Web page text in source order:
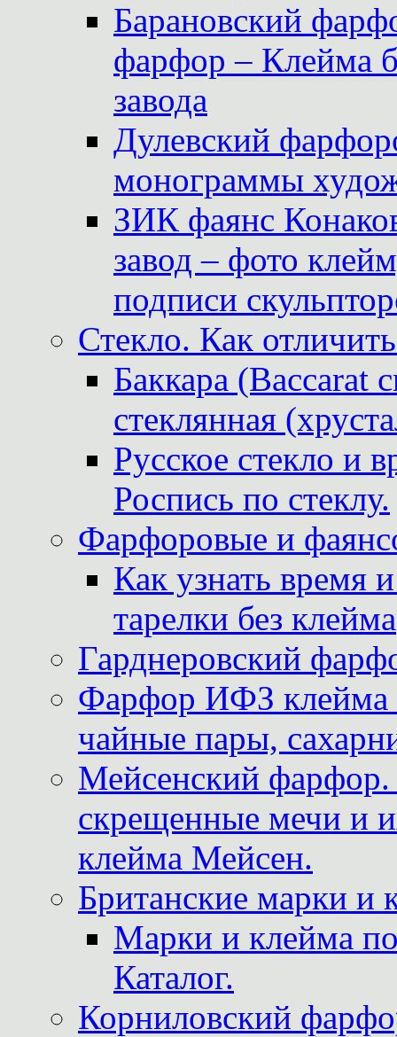
Барановский
фарфор – Клейма
завода
Дулевский
монограммы
ЗИК фаянс
завод – фото
подписи
Стекло. Как
Баккара (Baccarat
стеклянная
Русское стекло и
Роспись по стеклу.
Фарфоровые и
Как узнать время
тарелки без клейма
Гарднеровский
Фарфор ИФЗ клейма
чайные пары,
Мейсенский фарфор.
скрещенные мечи и
клейма Мейсен.
Британские марки и
Марки и клейма
Каталог.
Корниловский